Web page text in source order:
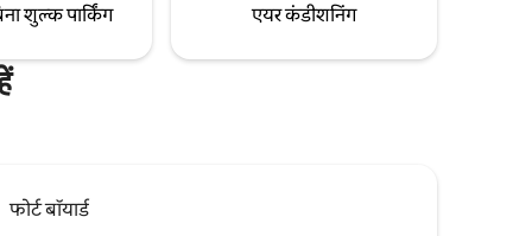
शुल्क पार्किंग एयर कंडीशनिंग
फोर्ट बॉयार्ड